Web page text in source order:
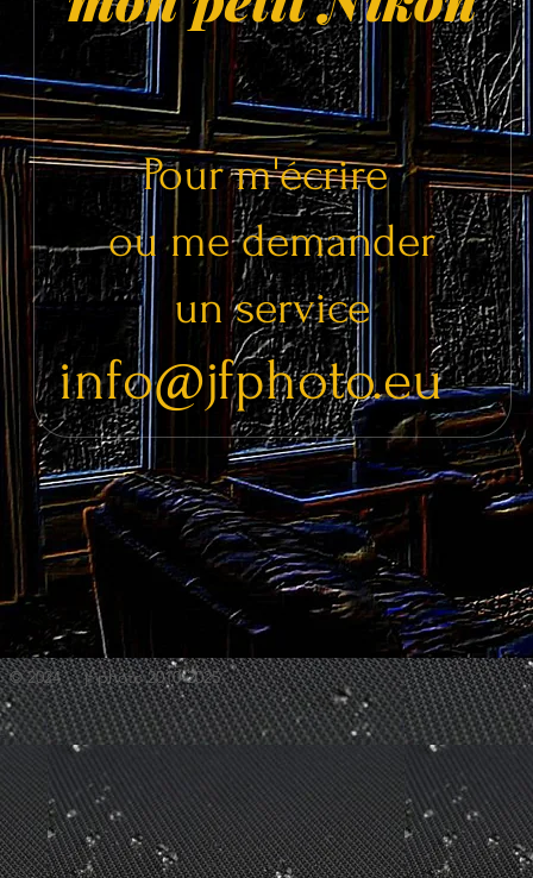
Pour m'écrire
ou me demander
un service
info@jfphoto.eu
© 2024 jf photo 2010-2025